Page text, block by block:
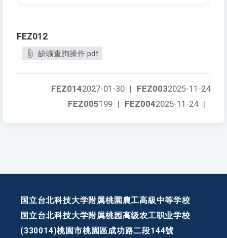
FEZ012
缺曠查詢操作.pdf
FEZ0032025-11-24
FEZ0142027-01-30 |
FEZ0042025-11-24 |
FEZ005199 |
国立台北科技大学附属桃園農工高級中等学校
国立台北科技大学附属桃园高级农工职业学校
(330014)桃園市桃園區成功路二段144號